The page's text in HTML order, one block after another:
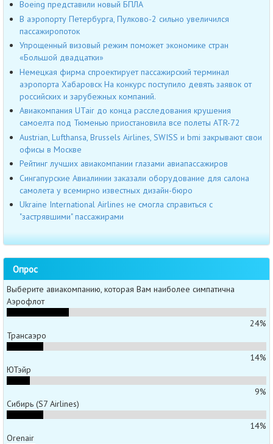
Boeing представили новый БПЛА
В аэропорту Петербурга, Пулково-2 сильно увеличился
пассажиропоток
Упрощенный визовый режим поможет экономике стран
«Большой двадцатки»
Немецкая фирма спроектирует пассажирский терминал
аэропорта Хабаровск На конкурс поступило девять заявок от
российских и зарубежных компаний.
Авиакомпания UTair до конца расследования крушения
самоелта под Тюменью приостановила все полеты ATR-72
Austrian, Lufthansa, Brussels Airlines, SWISS и bmi закрывают свои
офисы в Москве
Рейтинг лучших авиакомпании глазами авиапассажиров
Сингапурские Авиалинии заказали оборудование для салона
самолета у всемирно известных дизайн-бюро
Ukraine International Airlines не смогла справиться с
"застрявшими" пассажирами
Опрос
Выберите авиакомпанию, которая Вам наиболее симпатична
Аэрофлот
24%
Трансаэро
14%
ЮТэйр
9%
Сибирь (S7 Airlines)
14%
Orenair